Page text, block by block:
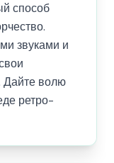
способ
звуками и
Дайте волю
ретро-